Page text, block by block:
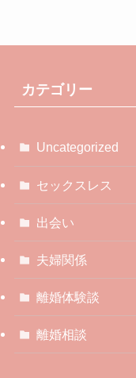
カテゴリー
Uncategorized
セックスレス
出会い
夫婦関係
離婚体験談
離婚相談